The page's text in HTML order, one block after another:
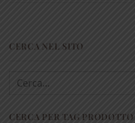
CERCA NEL SITO
Cerca:
CERCA PER TAG PRODOTTO